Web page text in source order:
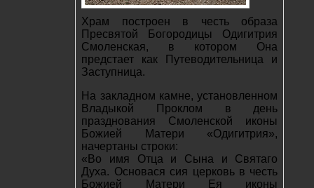
Храм построен в честь образа
Пресвятой Богородицы Одигитрия
Смоленская, в котором Она
предстает как Путеводительница и
Заступница.
На закладном камне, установленном
Владыкой Проклом в день
празднования Смоленской иконы
Божией Матери «Одигитрия»,
начертаны строки:
«Во имя Отца и Сына и Святаго
Духа. Основася сия церковь в честь
Божией Матери Ея иконы